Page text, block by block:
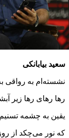
سعید بیابانکی
نشسته‌ام به
رها رهای رها زیر
یقین به چشمه
که نور می‌چکد از